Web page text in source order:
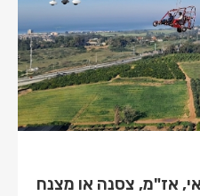
אז"מ, צסנה או מצנח